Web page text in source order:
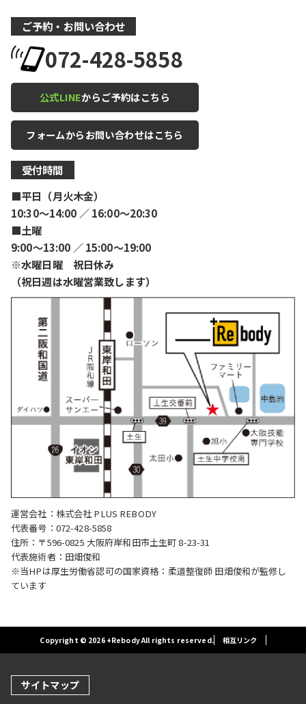
ご予約・お問い合わせ
072-428-5858
公式LINEからご予約はこちら
フォームからお問い合わせはこちら
受付時間
■平日（月火木金）
10:30〜14:00 ／ 16:00〜20:30
■土曜
9:00〜13:00 ／ 15:00〜19:00
※水曜日曜 祝日休み
（祝日週は水曜営業致します）
運営会社：株式会社 PLUS REBODY
代表番号：072-428-5858
住所：〒596-0825 大阪府岸和田市土生町 8-23-31
代表施術者：田畑俊和
※当HPは厚生労働省認可の国家資格：柔道整復師 田畑俊和が監修し
ています
Copyright © 2026 +Rebody All rights reserved. 相互リンク
サイトマップ